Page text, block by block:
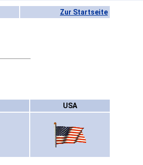
Zur Startseite
USA